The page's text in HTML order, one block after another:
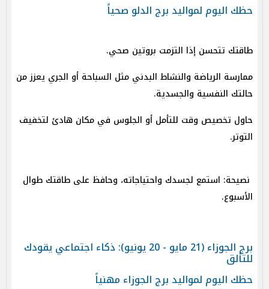
حظك اليوم لمواليد برج الدلو صحياً
طاقتك تتحسن إذا التزمت بروتين صحي.
ممارسة الرياضة والنشاط البدني مثل السباحة أو الجري يعزز من
حالتك النفسية والجسدية.
حاول تخصيص وقت للتأمل أو الجلوس في مكان هادئ لتخفيف
التوتر.
نصيحة: استمع لجسدك واحتياجاته، وحافظ على طاقتك طوال
الأسبوع.
برج الجوزاء (21 مايو - 20 يونيو): ذكاء اجتماعي يقودك
للتألق
حظك اليوم لمواليد برج الجوزاء مهنياً